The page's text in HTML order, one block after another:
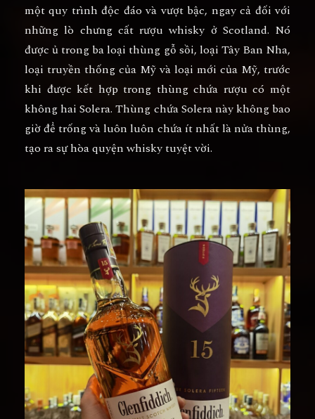
một quy trình độc đáo và vượt bậc, ngay cả đối với
những lò chưng cất rượu whisky ở Scotland. Nó
được ủ trong ba loại thùng gỗ sồi, loại Tây Ban Nha,
loại truyền thống của Mỹ và loại mới của Mỹ, trước
khi được kết hợp trong thùng chứa rượu có một
không hai Solera. Thùng chứa Solera này không bao
giờ để trống và luôn luôn chứa ít nhất là nửa thùng,
tạo ra sự hòa quyện whisky tuyệt vời.